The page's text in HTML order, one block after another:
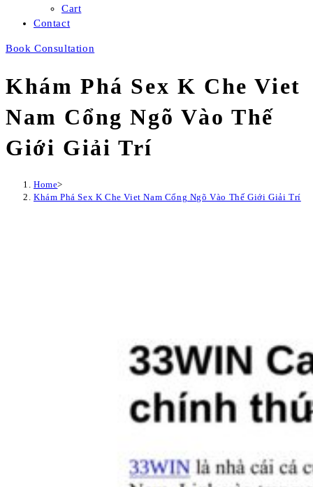
Cart
Contact
Book Consultation
Khám Phá Sex K Che Viet
Nam Cổng Ngõ Vào Thế
Giới Giải Trí
Home>
Khám Phá Sex K Che Viet Nam Cổng Ngõ Vào Thế Giới Giải Trí